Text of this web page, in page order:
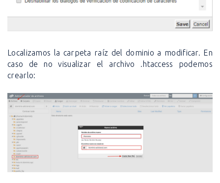
Localizamos la carpeta raíz del dominio a modificar. En
caso de no visualizar el archivo .htaccess podemos
crearlo: